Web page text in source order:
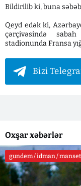
Bildirilib ki, buna
Qeyd edək ki,
çərçivəsində
stadionunda Fransa
Bizi
Oxşar xəbərlər
gundem / idman / manset